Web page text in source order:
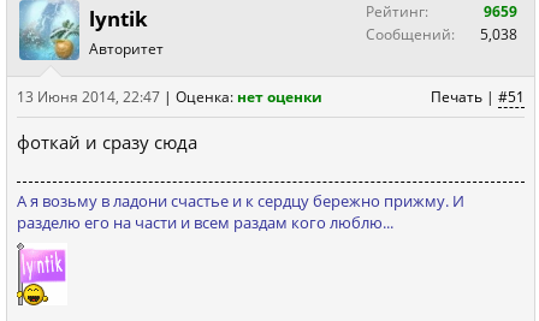
lyntik
Авторитет
Рейтинг:
9659
Сообщений:
5,038
Печать | #51
13 Июня 2014, 22:47 | Оценка: нет оценки
фоткай и сразу сюда
А я возьму в ладони счастье и к сердцу бережно прижму. И
разделю его на части и всем раздам кого люблю...